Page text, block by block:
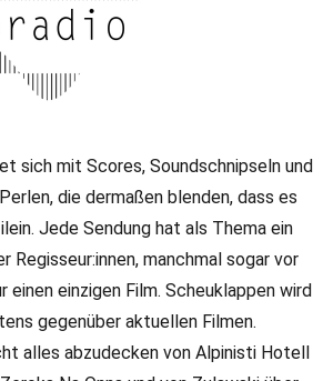
sich mit Scores, Soundschnipseln und
die dermaßen blenden, dass es
Jede Sendung hat als Thema ein
Regisseur:innen, manchmal sogar vor
einen einzigen Film. Scheuklappen wird
gegenüber aktuellen Filmen.
alles abzudecken von Alpinisti Hotell